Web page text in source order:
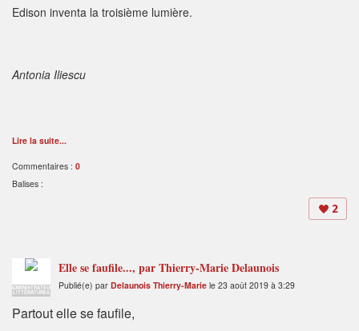
Edison inventa la troisième lumière.
Antonia Iliescu
Lire la suite...
Commentaires : 0
Balises :
2
ADMINISTRATEUR
LITTÉRATURES
Elle se faufile..., par Thierry-Marie Delaunois
Publié(e) par Delaunois Thierry-Marie le 23 août 2019 à 3:29
Partout elle se faufile,